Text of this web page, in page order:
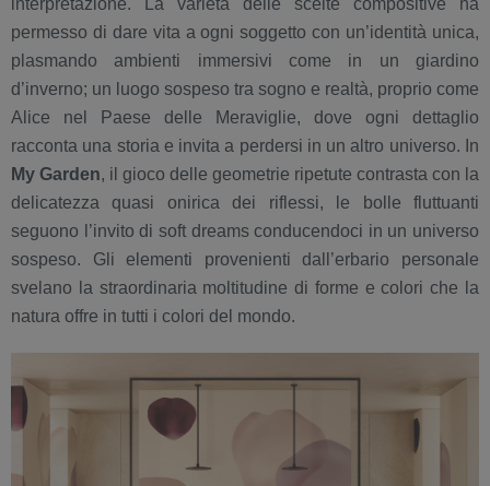
interpretazione. La varietà delle scelte compositive ha
permesso di dare vita a ogni soggetto con un’identità unica,
plasmando ambienti immersivi come in un giardino
d’inverno; un luogo sospeso tra sogno e realtà, proprio come
Alice nel Paese delle Meraviglie, dove ogni dettaglio
racconta una storia e invita a perdersi in un altro universo. In
My Garden, il gioco delle geometrie ripetute contrasta con la
delicatezza quasi onirica dei riflessi, le bolle fluttuanti
seguono l’invito di soft dreams conducendoci in un universo
sospeso. Gli elementi provenienti dall’erbario personale
svelano la straordinaria moltitudine di forme e colori che la
natura offre in tutti i colori del mondo.